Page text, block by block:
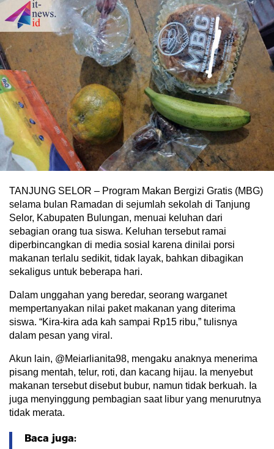
TANJUNG SELOR – Program Makan Bergizi Gratis (MBG)
selama bulan Ramadan di sejumlah sekolah di Tanjung
Selor, Kabupaten Bulungan, menuai keluhan dari
sebagian orang tua siswa. Keluhan tersebut ramai
diperbincangkan di media sosial karena dinilai porsi
makanan terlalu sedikit, tidak layak, bahkan dibagikan
sekaligus untuk beberapa hari.
Dalam unggahan yang beredar, seorang warganet
mempertanyakan nilai paket makanan yang diterima
siswa. “Kira-kira ada kah sampai Rp15 ribu,” tulisnya
dalam pesan yang viral.
Akun lain, @Meiarlianita98, mengaku anaknya menerima
pisang mentah, telur, roti, dan kacang hijau. Ia menyebut
makanan tersebut disebut bubur, namun tidak berkuah. Ia
juga menyinggung pembagian saat libur yang menurutnya
tidak merata.
Baca juga: